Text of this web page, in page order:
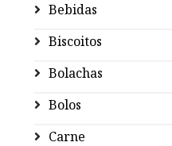
Bebidas
Biscoitos
Bolachas
Bolos
Carne